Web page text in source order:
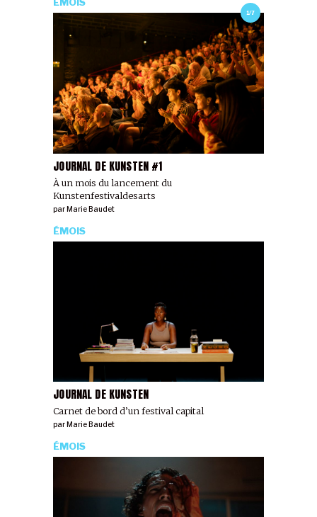
1/7
JOURNAL DE KUNSTEN #1
À un mois du lancement du
Kunstenfestivaldesarts
ÉMOIS
parMarie Baudet
JOURNAL DE KUNSTEN
Carnet de bord d’un festival capital
ÉMOIS
parMarie Baudet
ÉMOIS